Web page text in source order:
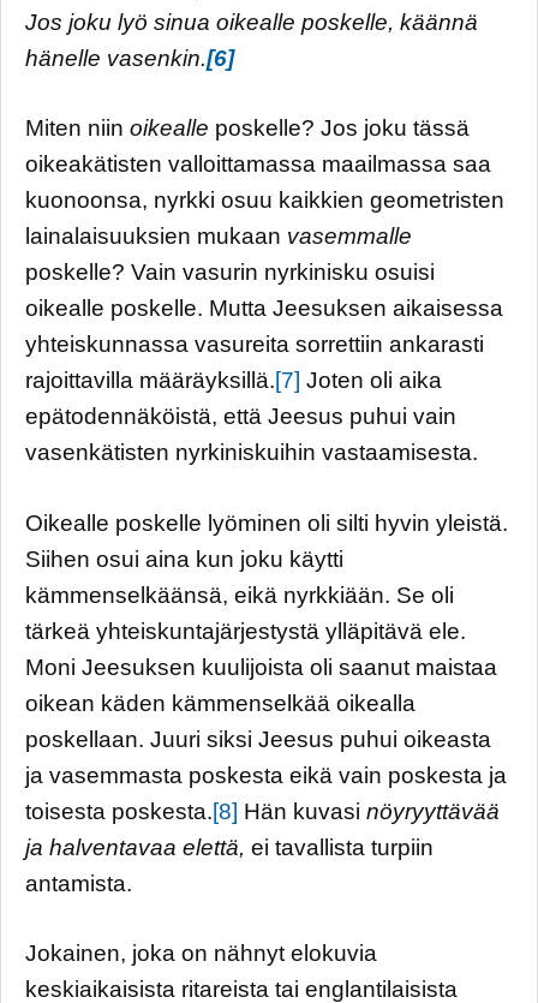
Jos joku lyö sinua oikealle poskelle, käännä
hänelle vasenkin.[6]
Miten niin oikealle poskelle? Jos joku tässä
oikeakätisten valloittamassa maailmassa saa
kuonoonsa, nyrkki osuu kaikkien geometristen
lainalaisuuksien mukaan vasemmalle
poskelle? Vain vasurin nyrkinisku osuisi
oikealle poskelle. Mutta Jeesuksen aikaisessa
yhteiskunnassa vasureita sorrettiin ankarasti
rajoittavilla määräyksillä.[7] Joten oli aika
epätodennäköistä, että Jeesus puhui vain
vasenkätisten nyrkiniskuihin vastaamisesta.
Oikealle poskelle lyöminen oli silti hyvin yleistä.
Siihen osui aina kun joku käytti
kämmenselkäänsä, eikä nyrkkiään. Se oli
tärkeä yhteiskuntajärjestystä ylläpitävä ele.
Moni Jeesuksen kuulijoista oli saanut maistaa
oikean käden kämmenselkää oikealla
poskellaan. Juuri siksi Jeesus puhui oikeasta
ja vasemmasta poskesta eikä vain poskesta ja
toisesta poskesta.[8] Hän kuvasi nöyryyttävää
ja halventavaa elettä, ei tavallista turpiin
antamista.
Jokainen, joka on nähnyt elokuvia
keskiaikaisista ritareista tai englantilaisista